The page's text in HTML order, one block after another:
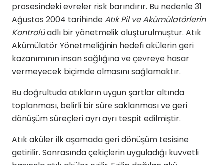
prosesindeki evreler risk barındırır. Bu nedenle 31
Ağustos 2004 tarihindeAtık Pil ve Akümülatörlerin
Kontrolüadlı bir yönetmelik oluşturulmuştur. Atık
Akümülatör Yönetmeliğinin hedefi akülerin geri
kazanımının insan sağlığına ve çevreye hasar
vermeyecek biçimde olmasını sağlamaktır.
Bu doğrultuda atıkların uygun şartlar altında
toplanması, belirli bir süre saklanması ve geri
dönüşüm süreçleri ayrı ayrı tespit edilmiştir.
Atık aküler ilk aşamada geri dönüşüm tesisine
getirilir. Sonrasında çekiçlerin uyguladığı kuvvetli